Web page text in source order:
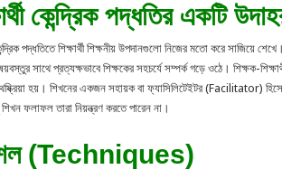
কেন্দ্রিক পদ্ধতির একটি
পদ্ধতিতে শিক্ষার্থী শিক্ষনীয় উপদানগুলো নিজের মতো করে সাজিয়ে
সাথে প্রত্যক্ষভাবে শিক্ষকের সহচর্যে সম্পর্ক গড়ে ওঠে। শিক্ষক-
মিথষ্ক্রিয়া হয়। শিখনের একজন সহায়ক বা ফ্যাসিলিটেইটর (Facilitator)
ফলাফল তারা নিয়ন্ত্রণ করতে পারেন না।
(Techniques)